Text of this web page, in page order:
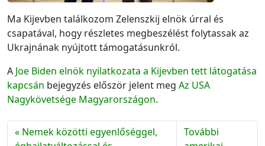
Ma Kijevben találkozom Zelenszkij elnök úrral és
csapatával, hogy részletes megbeszélést folytassak az
Ukrajnának nyújtott támogatásunkról.
A Joe Biden elnök nyilatkozata a Kijevben tett látogatása
kapcsán bejegyzés először jelent meg Az USA
Nagykövetsége Magyarországon.
Nemek közötti egyenlőséggel,
További